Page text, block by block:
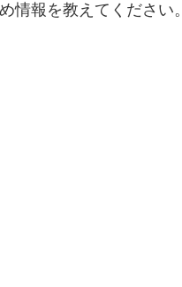
情報を教えてください。